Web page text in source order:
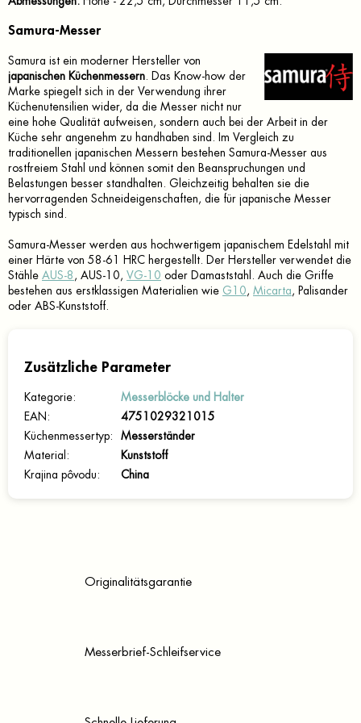
Samura-Messer
Samura ist ein moderner Hersteller von
japanischen Küchenmessern . Das Know-how der
Marke spiegelt sich in der Verwendung ihrer
Küchenutensilien wider, da die Messer nicht nur
eine hohe Qualität aufweisen, sondern auch bei der Arbeit in der
Küche sehr angenehm zu handhaben sind. Im Vergleich zu
traditionellen japanischen Messern bestehen Samura-Messer aus
rostfreiem Stahl und können somit den Beanspruchungen und
Belastungen besser standhalten. Gleichzeitig behalten sie die
hervorragenden Schneideigenschaften, die für japanische Messer
typisch sind.
Samura-Messer werden aus hochwertigem japanischem Edelstahl mit
einer Härte von 58-61 HRC hergestellt. Der Hersteller verwendet die
Stähle AUS-8 , AUS-10, VG-10 oder Damaststahl. Auch die Griffe
bestehen aus erstklassigen Materialien wie G10 , Micarta , Palisander
oder ABS-Kunststoff.
Zusätzliche Parameter
Kategorie:
Messerblöcke und Halter
EAN :
4751029321015
Küchenmessertyp:
Messerständer
Material :
Kunststoff
Krajina pôvodu : China
Originalitätsgarantie
Messerbrief-Schleifservice